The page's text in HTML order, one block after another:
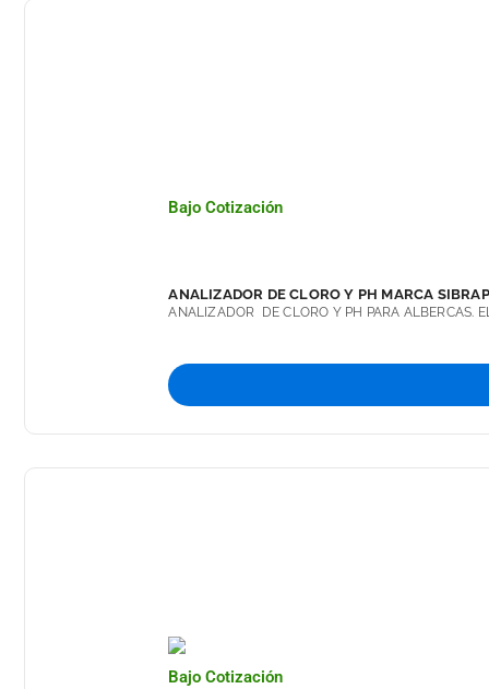
Bajo Cotización
ANALIZADOR DE CLORO Y PH MARCA
ANALIZADOR DE CLORO Y PH PARA ALBERCAS.
Bajo Cotización